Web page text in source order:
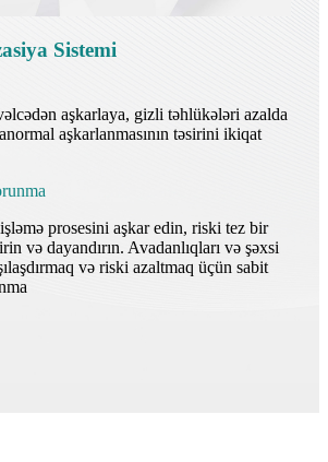
Sistemi
aşkarlaya, gizli təhlükələri azalda
aşkarlanmasının təsirini ikiqat
işləmə prosesini aşkar edin, riski tez bir
və dayandırın. Avadanlıqları və şəxsi
və riski azaltmaq üçün sabit